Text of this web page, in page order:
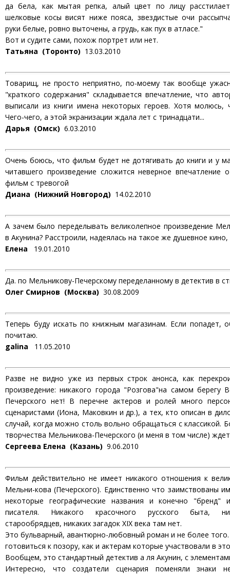
да бела, как мытая репка, алый цвет по лицу
шелковые косы висят ниже пояса, звездистые очи
руки белые, ровно выточены, а грудь, как пух в атласе."
Вот и судите сами, похож портрет или нет.
Татьяна (Торонто) 13.03.2010
Товарищ, не просто неприятно, по-моему так вообще
"краткого содержания" складывается впечатление, что
выписали из книги имена некоторых героев. Хотя
Чего-чего, а этой экранизации ждала лет с тринадцати...
Дарья (Омск) 6.03.2010
Очень боюсь, что фильм будет не дотягивать до книги и у
читавшего произведение сложится неверное впечатление
фильм с тревогой
Диана (Нижний Новгород) 14.02.2010
А зачем было переделывать великолепное произведение
в Акунина? Расстроили, надеялась на такое же душевное кино,
Елена 19.01.2010
Да. по Мельникову-Печерскому переделанному в детектив в
Олег Смирнов (Москва) 30.08.2009
Теперь буду искать по книжным магазинам. Если попадет,
почитаю.
galina 11.05.2010
Разве не видно уже из первых строк анонса, как
произведение: никакого города "Розгова"на самом берегу
Печерского нет! В перечне актеров и ролей много
сценаристами (Иона, Маковкин и др.), а тех, кто описан в
случай, когда можно столь вольно обращаться с классикой.
творчества Мельникова-Печерского (и меня в том числе)
Сергеева Елена (Казань) 9.06.2010
Фильм действительно не имеет никакого отношения к
Мельни-кова (Печерского). Единственно что заимствованы
некоторые географические названия и конечно "бренд"
писателя. Никакого красочного русского быта,
старообрядцев, никаких загадок XIX века там нет.
Это бульварный, авантюрно-любовный роман и не более
готовиться к позору, как и актерам которые участвовали в
Вообщем, это стандартный детектив а ля Акунин, с
Интересно, что создатели сценария поменяли знаки